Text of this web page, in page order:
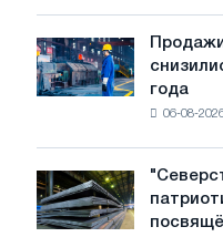
только
ЭДП:
PwC
Продажи
автомобилей
в
июле
с
года
06-08-
"Северсталь"
поддержала
патриотическую